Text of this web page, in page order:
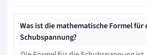
Was ist die mathematische Formel für
Schubspannung?